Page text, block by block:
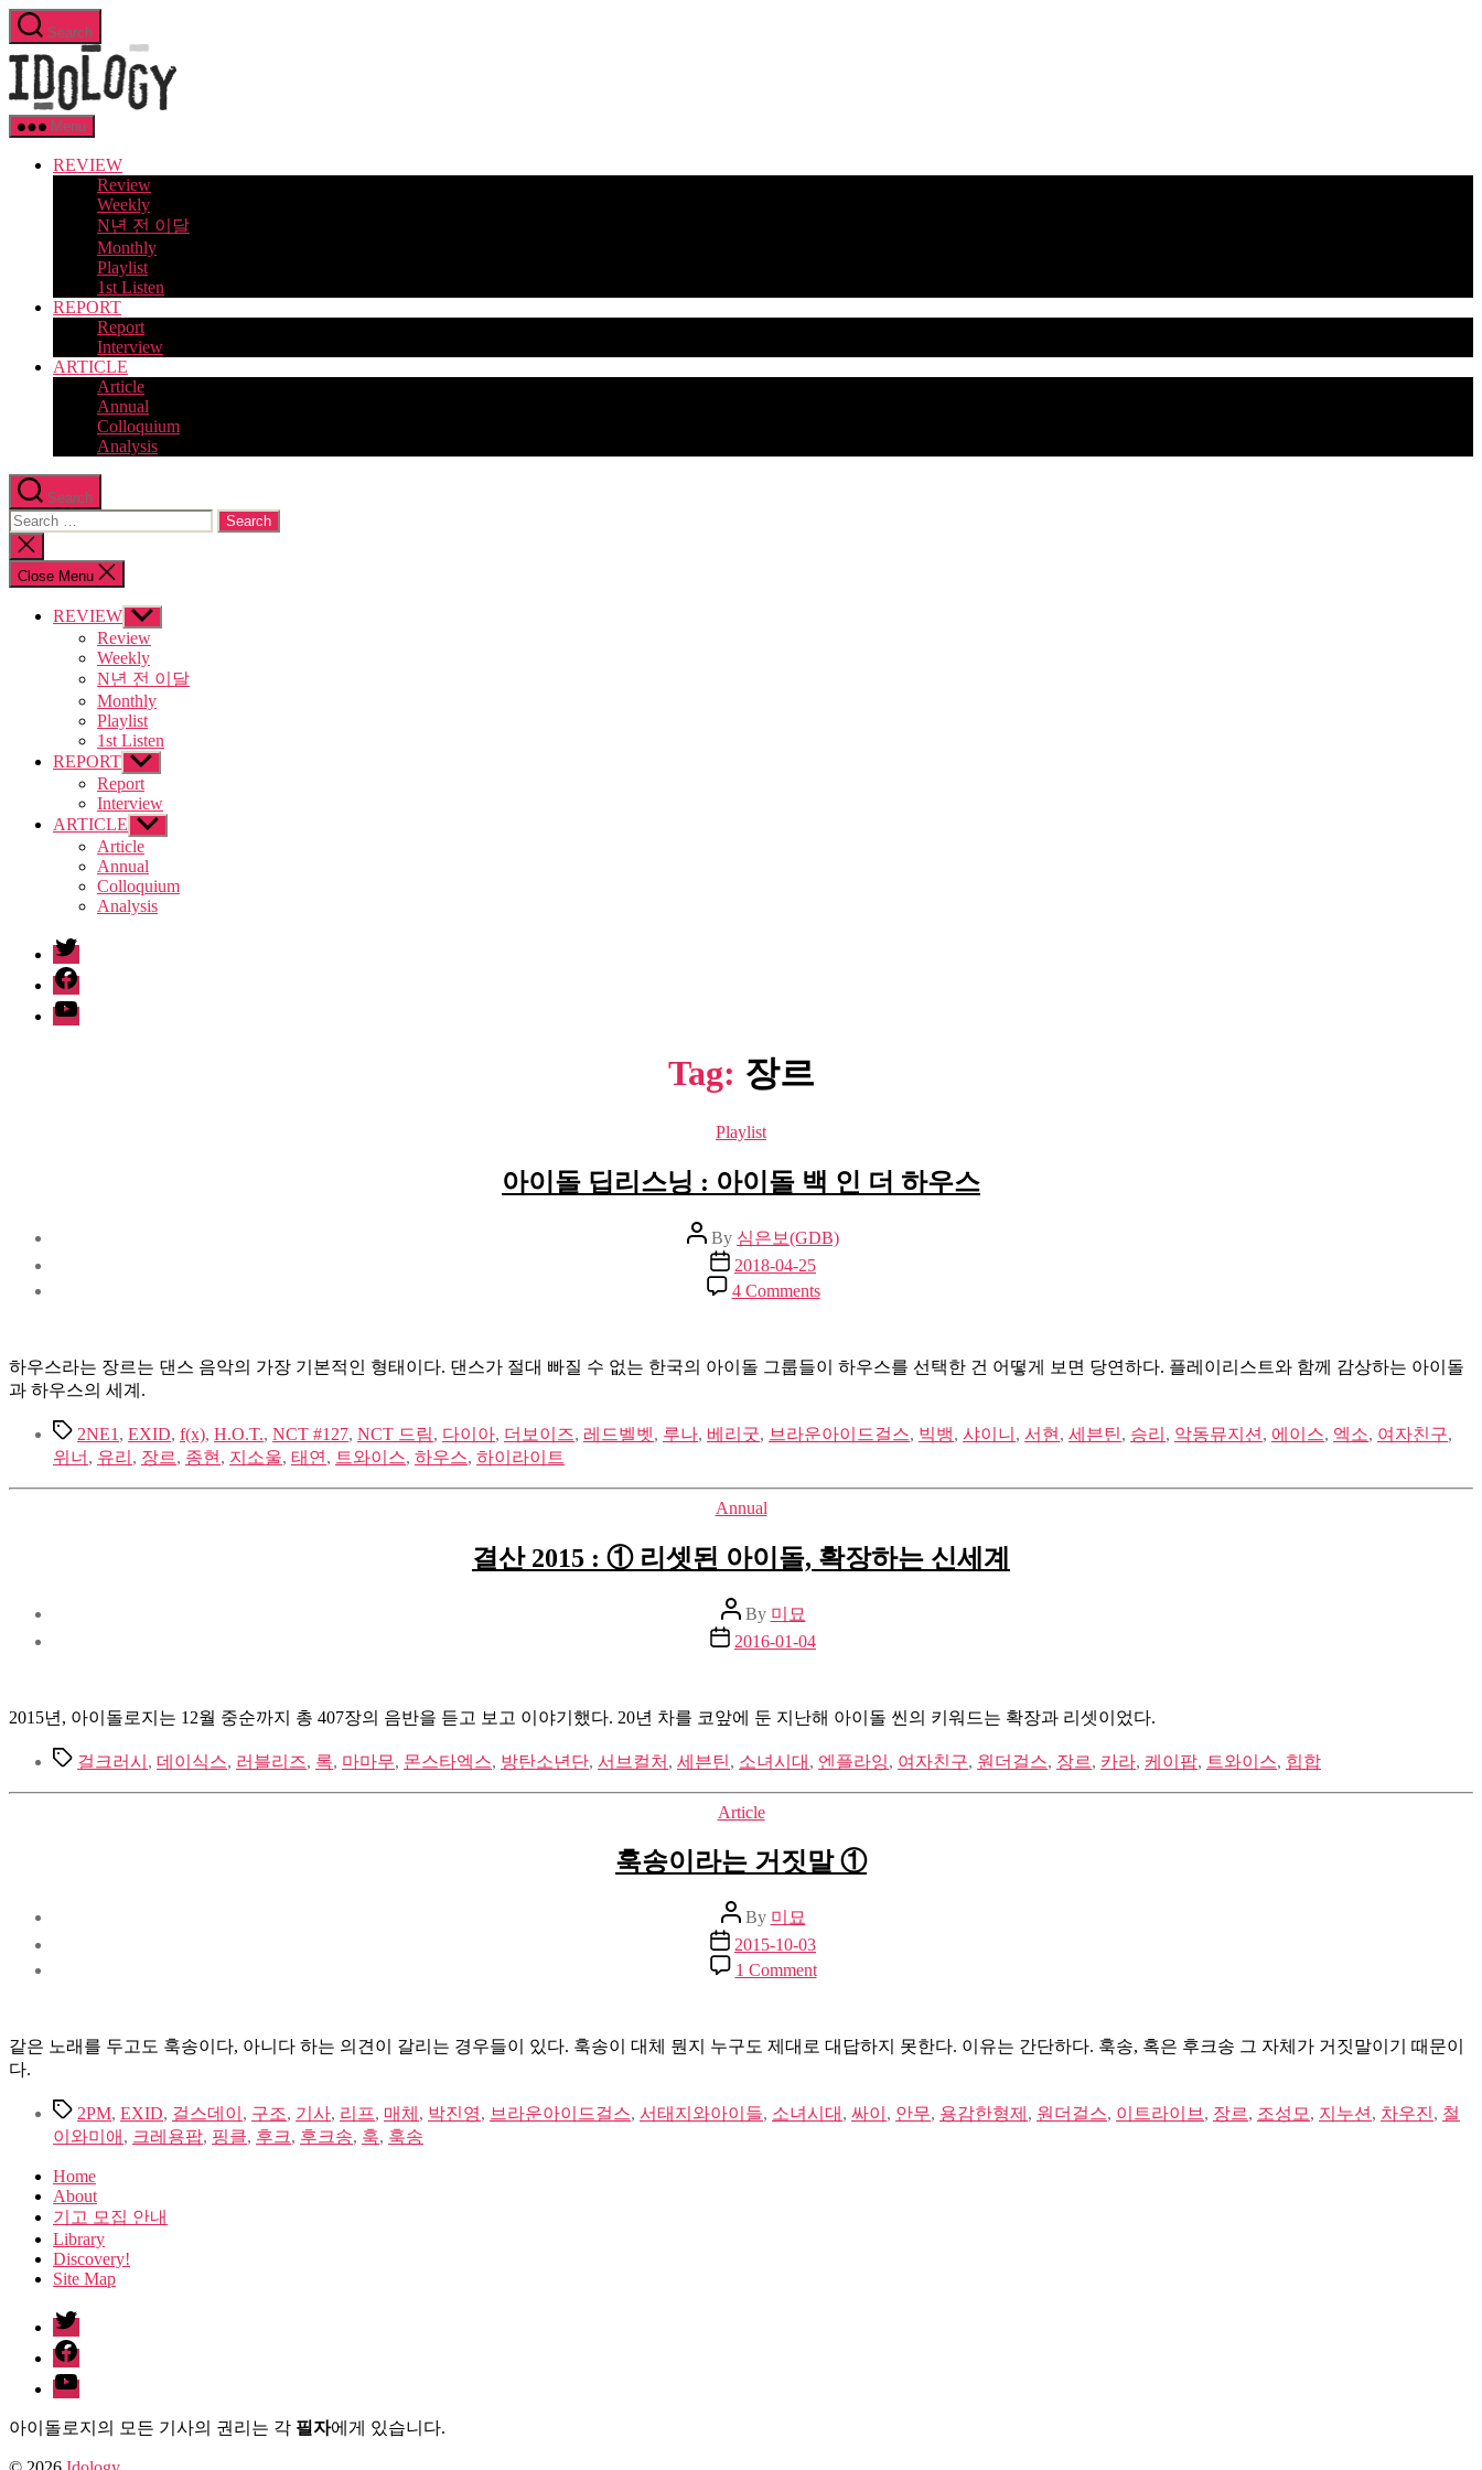
Skip
to
the
content
Search
Menu
REVIEW
Review
Weekly
N년 전 이달
Monthly
Playlist
1st Listen
REPORT
Report
Interview
ARTICLE
Article
Annual
Colloquium
Analysis
Search
Search
for:
Close
search
Close Menu
REVIEW Show
sub
menu
Review
Weekly
N년 전 이달
Monthly
Playlist
1st Listen
REPORT Show
sub
menu
Report
Interview
ARTICLE Show
sub
menu
Article
Annual
Colloquium
Analysis
twitter
facebook
Youtube
Tag: 장르
Categories
Playlist
아이돌 딥리스닝 : 아이돌 백 인 더 하우스
Post
author
By 심은보(GDB)
Post
date
2018-04-25
4 Commentson
아
딥
닝
아
백
하우스라는 장르는 댄스 음악의 가장 기본적인 형태이다. 댄스가 절대 빠질 수 없는 한국의 아이돌 그룹들이 하우스를 선택한 건 어떻게 보면 당연하다. 플레이리스트와 함께 감상하는 아이돌
과 하우스의 세계.
Tags2NE1 , EXID, f(x), H.O.T., NCT #127, NCT 드림, 다이아, 더보이즈, 레드벨벳, 루나, 베리굿, 브라운아이드걸스, 빅뱅, 샤이니 , 서현 , 세븐틴, 승리 , 악동뮤지션 , 에이스, 엑소, 여자친구,
위너 , 유리 , 장르, 종현 , 지소울, 태연 , 트와이스, 하우스, 하이라이트
Categories
Annual
결산 2015 : ① 리셋된 아이돌, 확장하는 신세계
Post
author
By 미묘
Post
date
2016-01-04
2015년, 아이돌로지는 12월 중순까지 총 407장의 음반을 듣고 보고 이야기했다. 20년 차를 코앞에 둔 지난해 아이돌 씬의 키워드는 확장과 리셋이었다.
Tags걸크러시 , 데이식스, 러블리즈, 록, 마마무, 몬스타엑스, 방탄소년단, 서브컬처 , 세븐틴, 소녀시대 , 엔플라잉, 여자친구, 원더걸스, 장르, 카라, 케이팝, 트와이스, 힙합
Categories
Article
훅송이라는 거짓말 ①
Post
author
By 미묘
Post
date
2015-10-03
1 Commenton
훅
라
짓
같은 노래를 두고도 훅송이다, 아니다 하는 의견이 갈리는 경우들이 있다. 훅송이 대체 뭔지 누구도 제대로 대답하지 못한다. 이유는 간단하다. 훅송, 혹은 후크송 그 자체가 거짓말이기 때문이
다.
Tags2PM, EXID, 걸스데이 , 구조, 기사, 리프, 매체 , 박진영, 브라운아이드걸스, 서태지와아이들, 소녀시대 , 싸이 , 안무, 용감한형제 , 원더걸스, 이트라이브 , 장르, 조성모 , 지누션 , 차우진, 철
이와미애 , 크레용팝, 핑클, 후크, 후크송, 훅, 훅송
Home
About
기고 모집 안내
Library
Discovery!
Site Map
twitter
facebook
Youtube
아이돌로지의 모든 기사의 권리는 각 필자에게 있습니다.